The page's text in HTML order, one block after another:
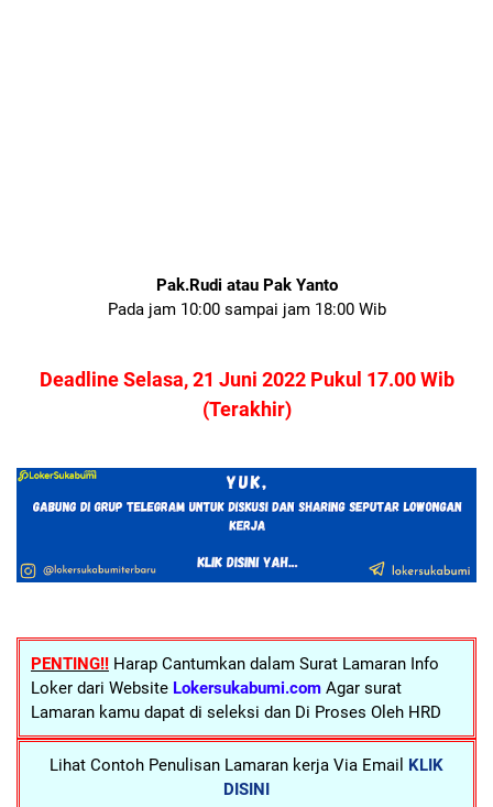
Pak.Rudi atau Pak Yanto
Pada jam 10:00 sampai jam 18:00 Wib
Deadline Selasa, 21 Juni 2022 Pukul 17.00 Wib
(Terakhir)
PENTING!! Harap Cantumkan dalam Surat Lamaran Info
Loker dari Website Lokersukabumi.com Agar surat
Lamaran kamu dapat di seleksi dan Di Proses Oleh HRD
Lihat Contoh Penulisan Lamaran kerja Via Email KLIK
DISINI